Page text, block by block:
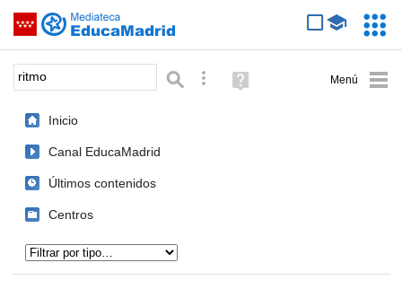
Saltar navegación
Palabra o frase: Búsqueda avanzada
Ayuda
(en
Inicio
Canal EducaMadrid
Últimos contenidos
Centros